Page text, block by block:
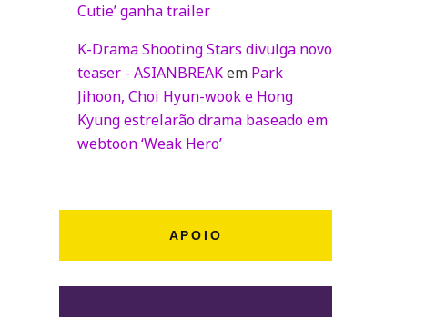
Cutie’ ganha trailer
K-Drama Shooting Stars divulga novo
teaser - ASIANBREAKem Park
Jihoon, Choi Hyun-wook e Hong
Kyung estrelarão drama baseado em
webtoon ‘Weak Hero’
APOIO